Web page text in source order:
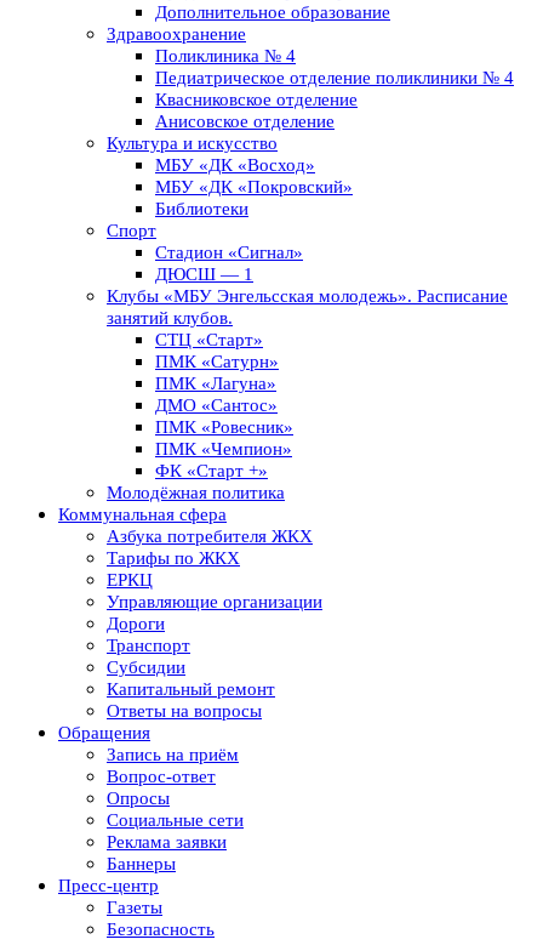
Дополнительное образование
Здравоохранение
Поликлиника № 4
Педиатрическое отделение поликлиники № 4
Квасниковское отделение
Анисовское отделение
Культура и искусство
МБУ «ДК «Восход»
МБУ «ДК «Покровский»
Библиотеки
Спорт
Стадион «Сигнал»
ДЮСШ — 1
Клубы «МБУ Энгельсская молодежь». Расписание
занятий клубов.
СТЦ «Старт»
ПМК «Сатурн»
ПМК «Лагуна»
ДМО «Сантос»
ПМК «Ровесник»
ПМК «Чемпион»
ФК «Старт +»
Молодёжная политика
Коммунальная сфера
Азбука потребителя ЖКХ
Тарифы по ЖКХ
ЕРКЦ
Управляющие организации
Дороги
Транспорт
Субсидии
Капитальный ремонт
Ответы на вопросы
Обращения
Запись на приём
Вопрос-ответ
Опросы
Социальные сети
Реклама заявки
Баннеры
Пресс-центр
Газеты
Безопасность